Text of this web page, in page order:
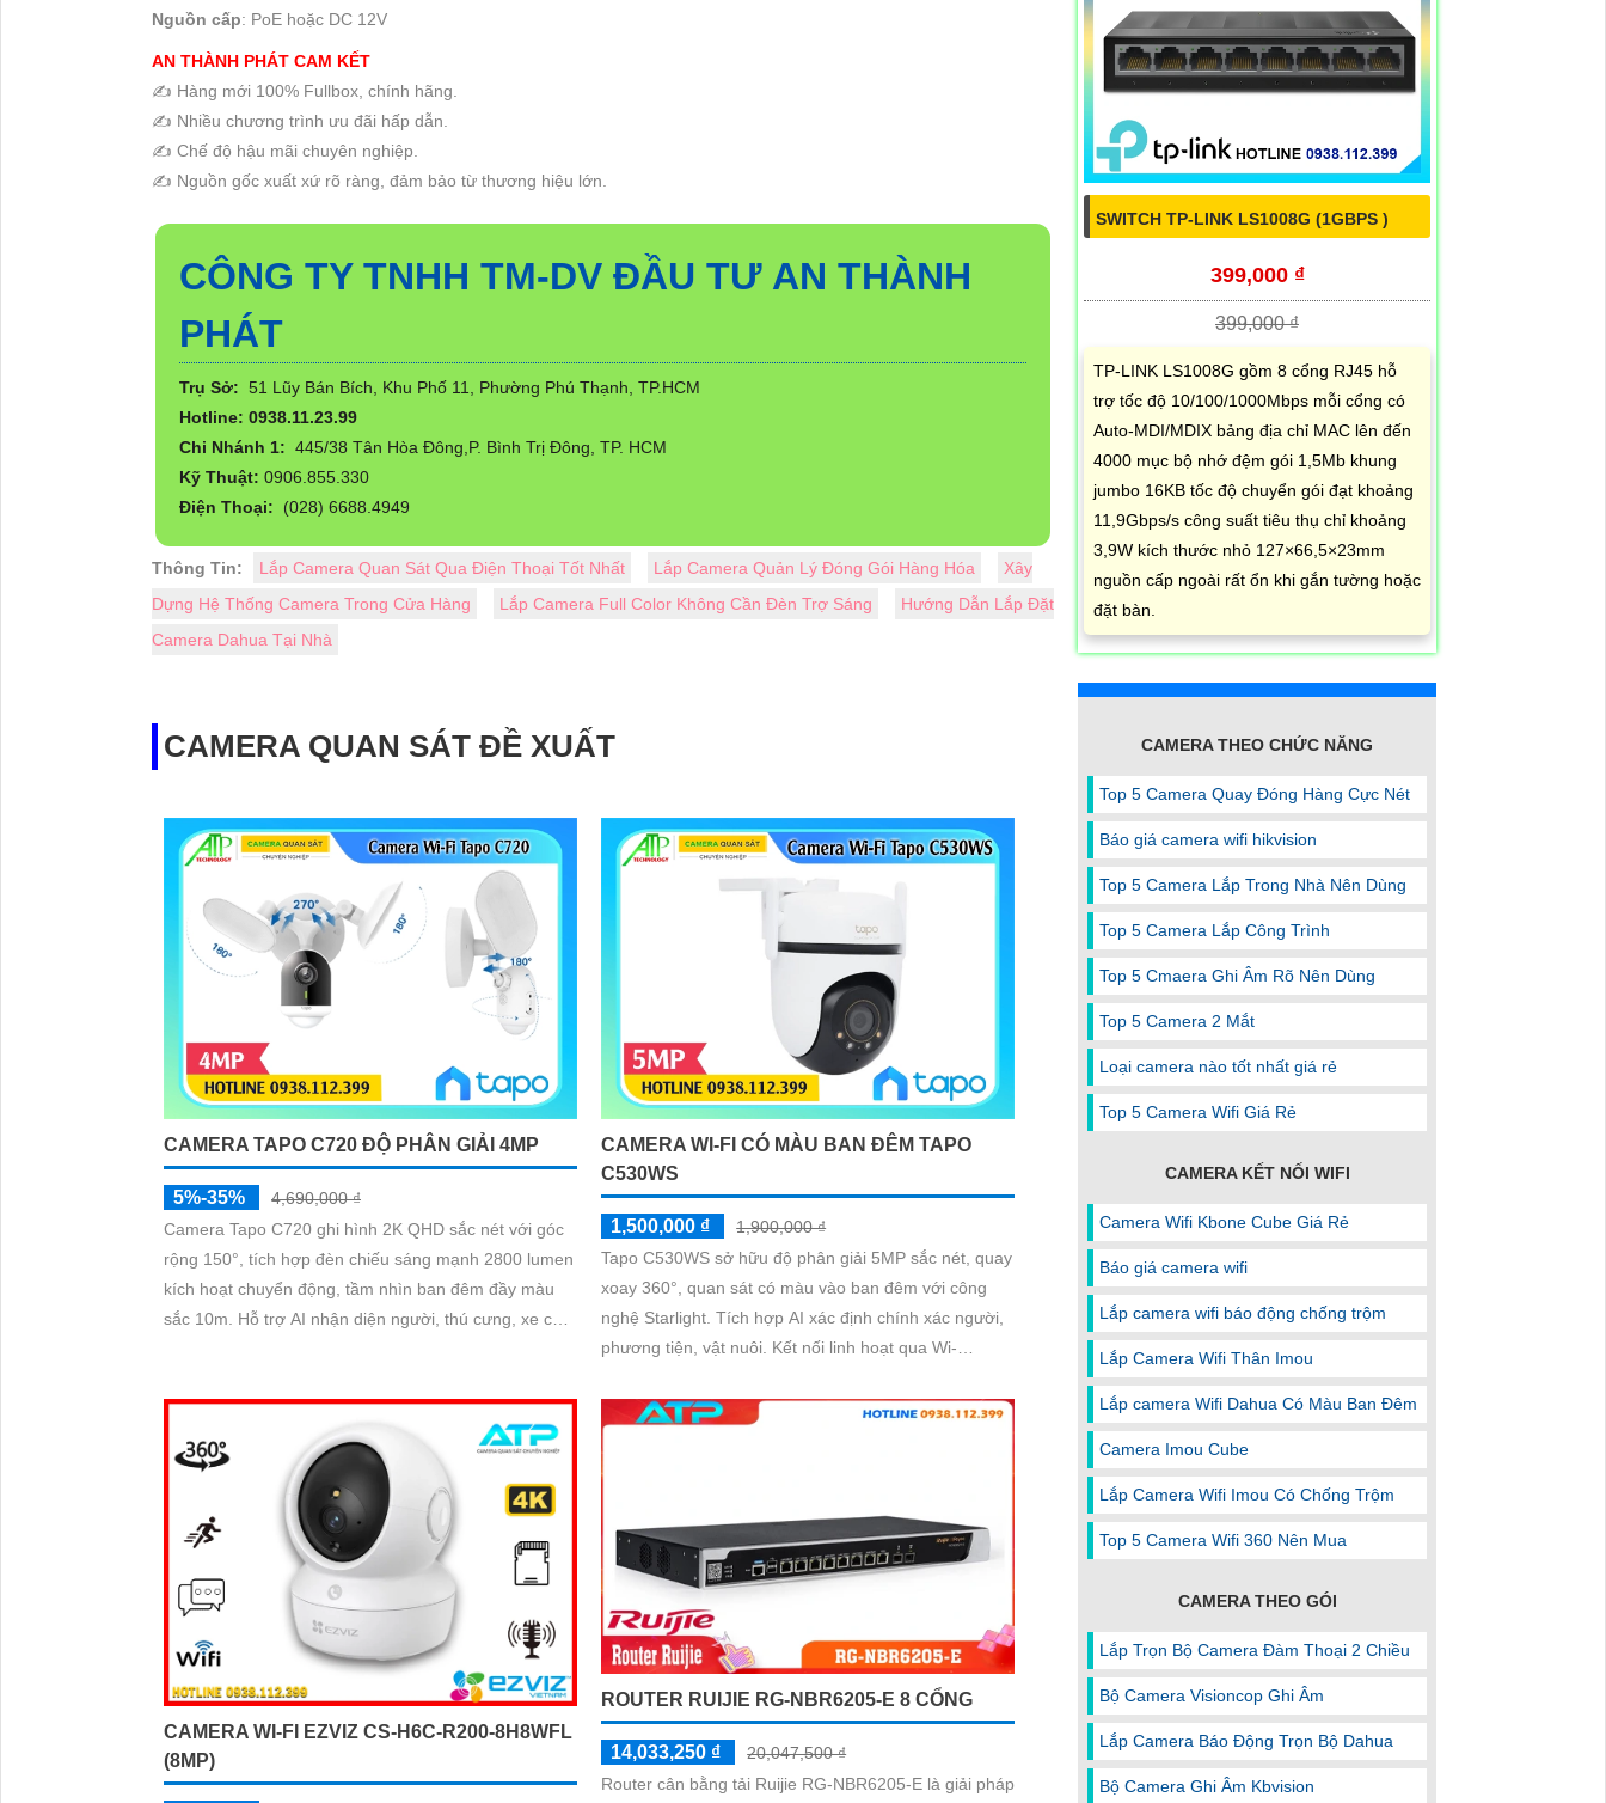
Nguồn cấp: PoE hoặc DC 12V
AN THÀNH PHÁT CAM KẾT
✍️ Hàng mới 100% Fullbox, chính hãng.
✍️ Nhiều chương trình ưu đãi hấp dẫn.
✍️ Chế độ hậu mãi chuyên nghiệp.
✍️ Nguồn gốc xuất xứ rõ ràng, đảm bảo từ thương hiệu lớn.
CÔNG TY TNHH TM-DV ĐẦU TƯ AN THÀNH
PHÁT
Trụ Sở: 51 Lũy Bán Bích, Khu Phố 11, Phường Phú Thạnh, TP.HCM
Hotline: 0938.11.23.99
Chi Nhánh 1: 445/38 Tân Hòa Đông,P. Bình Trị Đông, TP. HCM
Kỹ Thuật: 0906.855.330
Điện Thoại:
(028) 6688.4949
Thông Tin: Lắp Camera Quan Sát Qua Điện Thoại Tốt Nhất Lắp Camera Quản Lý Đóng Gói Hàng Hóa
Xây
Dựng Hệ Thống Camera Trong Cửa Hàng
Lắp Camera Full Color Không Cần Đèn Trợ Sáng
Hướng Dẫn Lắp Đặt
Camera Dahua Tại Nhà
CAMERA QUAN SÁT ĐỀ XUẤT
CAMERA TAPO C720 ĐỘ PHÂN GIẢI 4MP
5%-35%
4,690,000 ₫
Camera Tapo C720 ghi hình 2K QHD sắc nét với góc
rộng 150°, tích hợp đèn chiếu sáng mạnh 2800 lumen
kích hoạt chuyển động, tầm nhìn ban đêm đầy màu
sắc 10m. Hỗ trợ AI nhận diện người, thú cưng, xe cộ
CAMERA WI-FI CÓ MÀU BAN ĐÊM TAPO
C530WS
1,500,000 ₫
1,900,000 ₫
Tapo C530WS sở hữu độ phân giải 5MP sắc nét, quay
xoay 360°, quan sát có màu vào ban đêm với công
nghệ Starlight. Tích hợp AI xác định chính xác người,
phương tiện, vật nuôi. Kết nối linh hoạt qua Wi-
512GB, đàm thoại hai chiều tiện lợi.
CAMERA WI-FI EZVIZ CS-H6C-R200-8H8WFL
(8MP)
ROUTER RUIJIE RG-NBR6205-E 8 CỔNG
14,033,250 ₫
20,047,500 ₫
Router cân bằng tải Ruijie RG-NBR6205-E là giải pháp
SWITCH TP-LINK LS1008G (1GBPS )
399,000 ₫
399,000 ₫
TP-LINK LS1008G gồm 8 cổng RJ45 hỗ
trợ tốc độ 10/100/1000Mbps mỗi cổng có
Auto-MDI/MDIX bảng địa chỉ MAC lên đến
4000 mục bộ nhớ đệm gói 1,5Mb khung
jumbo 16KB tốc độ chuyển gói đạt khoảng
11,9Gbps/s công suất tiêu thụ chỉ khoảng
3,9W kích thước nhỏ 127×66,5×23mm
nguồn cấp ngoài rất ổn khi gắn tường hoặc
đặt bàn.
CAMERA THEO CHỨC NĂNG
Top 5 Camera Quay Đóng Hàng Cực Nét
Báo giá camera wifi hikvision
Top 5 Camera Lắp Trong Nhà Nên Dùng
Top 5 Camera Lắp Công Trình
Top 5 Cmaera Ghi Âm Rõ Nên Dùng
Top 5 Camera 2 Mắt
Loại camera nào tốt nhất giá rẻ
Top 5 Camera Wifi Giá Rẻ
CAMERA KẾT NỐI WIFI
Camera Wifi Kbone Cube Giá Rẻ
Báo giá camera wifi
Lắp camera wifi báo động chống trộm
Lắp Camera Wifi Thân Imou
Lắp camera Wifi Dahua Có Màu Ban Đêm
Camera Imou Cube
Lắp Camera Wifi Imou Có Chống Trộm
Top 5 Camera Wifi 360 Nên Mua
CAMERA THEO GÓI
Lắp Trọn Bộ Camera Đàm Thoại 2 Chiều
Bộ Camera Visioncop Ghi Âm
Lắp Camera Báo Động Trọn Bộ Dahua
Bộ Camera Ghi Âm Kbvision